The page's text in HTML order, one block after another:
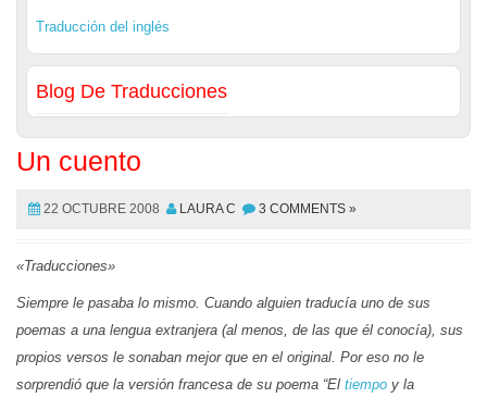
Traducción del inglés
Blog De Traducciones
Un cuento
22 OCTUBRE 2008 LAURA C 3 COMMENTS »
«Traducciones»
Siempre le pasaba lo mismo. Cuando alguien traducía uno de sus
poemas a una lengua extranjera (al menos, de las que él conocía), sus
propios versos le sonaban mejor que en el original. Por eso no le
sorprendió que la versión francesa de su poema “El tiempo y la